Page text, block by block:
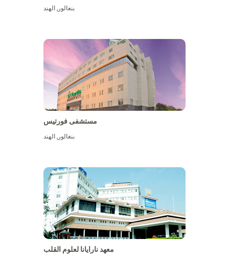
بنغالور,الهند
مستشفى فورتيس
بنغالور,الهند
معهد نارايانا لعلوم القلب